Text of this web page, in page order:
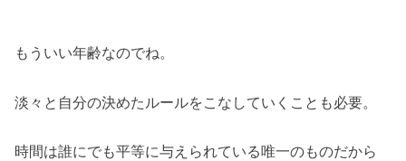
もういい年齢なのでね。
淡々と自分の決めたルールをこなしていくことも必要。
時間は誰にでも平等に与えられている唯一のものだから